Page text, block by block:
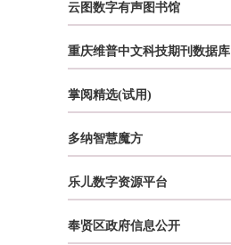
云图数字有声图书馆
重庆维普中文科技期刊数据库
掌阅精选(试用)
多纳智慧魔方
乐儿数字资源平台
奉贤区政府信息公开